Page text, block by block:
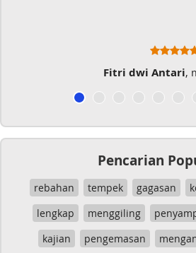
Fitri dwi Antari,
Pencarian
rebahan tempek gagasan
lengkap
menggiling
kajian
pengemasan